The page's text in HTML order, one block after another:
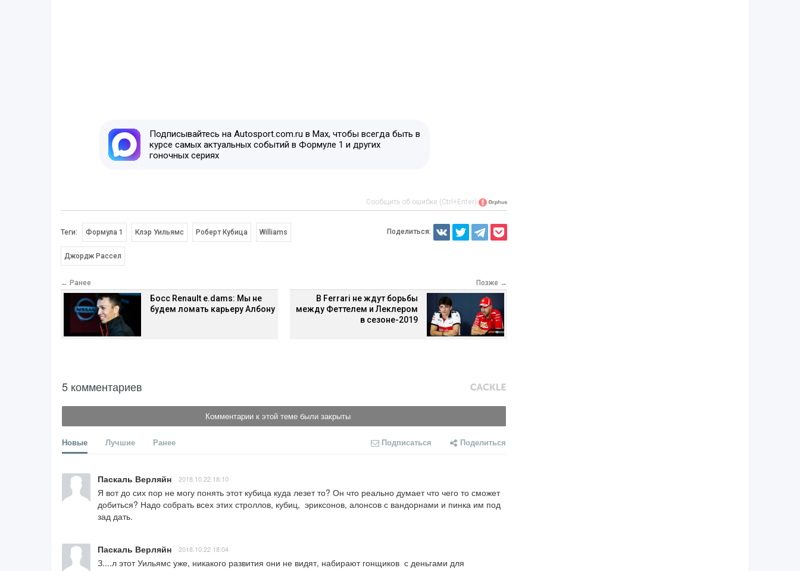
Подписывайтесь на Autosport.com.ru в Max, чтобы всегда быть в
курсе самых актуальных событий в Формуле 1 и других
гоночных сериях
Сообщить об ошибке (Ctrl+Enter)
Теги: Формула 1 Клэр Уильямс Роберт Кубица Williams
Джордж Рассел
Поделиться:
← Ранее
Босс Renault e.dams: Мы не
будем ломать карьеру Албону
Позже →
В Ferrari не ждут борьбы
между Феттелем и Леклером
в сезоне-2019
5 комментариев
Комментарии к этой теме были закрыты
Новые Лучшие Ранее Подписаться Поделиться
Паскаль Верляйн 2018.10.22 18:10
Я вот до сих пор не могу понять этот кубица куда лезет то? Он что реально думает что чего то сможет
добиться? Надо собрать всех этих строллов, кубиц,  эриксонов, алонсов с вандорнами и пинка им под
зад дать.
Паскаль Верляйн 2018.10.22 18:04
З....л этот Уильямс уже, никакого развития они не видят, набирают гонщиков  с деньгами для